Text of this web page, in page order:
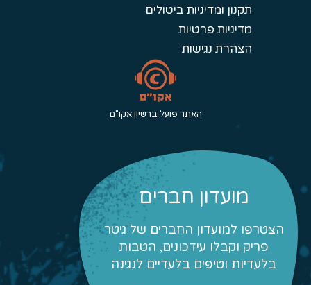
תקנון ומדיניות ביטולים
מדיניות פרטיות
הצהרת נגישות
האתר פועל ברשיון אקו"ם
מועדון חברים
הצטרפו למועדון החברים של גיטר
פריק וקבלו עידכונים, הטבות
בלעדיות וטיפים בלעדיים לנגינה